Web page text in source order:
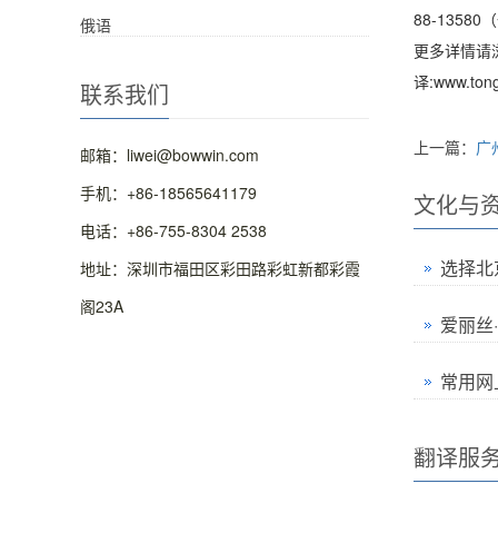
俄语
联系我们
邮箱：liwei@bowwin.com
手机：+86-18565641179
电话：+86-755-8304 2538
地址：深圳市福田区彩田路彩虹新都彩霞
阁23A
88-13580
更多详情请
译
上一篇： 广
文化与
选择
爱丽丝
常用
翻译服